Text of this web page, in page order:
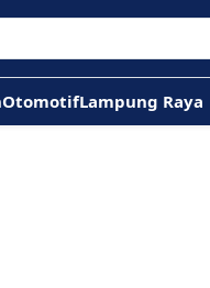
OtomotifLampung Raya